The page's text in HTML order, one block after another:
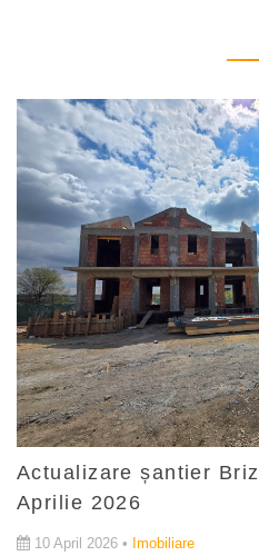
Actualizare șantier
Aprilie 2026
10 April 2026 • Imobiliare